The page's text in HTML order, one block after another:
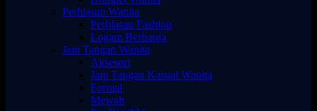
Perhiasan Wanita
Perhiasan Fashion
Logam Berharga
Jam Tangan Wanita
Aksesori
Jam Tangan Kasual Wanita
Formal
Mewah